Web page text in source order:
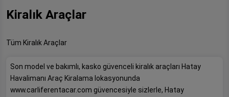
Kiralık Araçlar
Tüm Kiralık Araçlar
Son model ve bakımlı, kasko güvenceli kiralık araçları Hatay
Havalimanı Araç Kiralama lokasyonunda
www.carliferentacar.com güvencesiyle sizlerle, Hatay